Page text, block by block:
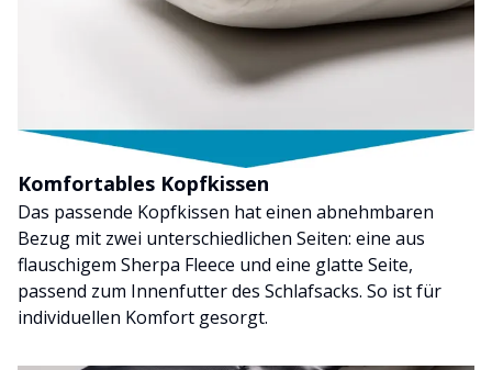
Komfortables Kopfkissen
Das passende Kopfkissen hat einen abnehmbaren
Bezug mit zwei unterschiedlichen Seiten: eine aus
flauschigem Sherpa Fleece und eine glatte Seite,
passend zum Innenfutter des Schlafsacks. So ist für
individuellen Komfort gesorgt.